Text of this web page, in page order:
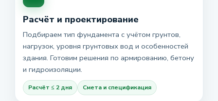
Расчёт и проектирование
Подбираем тип фундамента с учётом грунтов,
нагрузок, уровня грунтовых вод и особенностей
здания. Готовим решения по армированию, бетону
и гидроизоляции.
Расчёт ≤ 2 дня Смета и спецификация